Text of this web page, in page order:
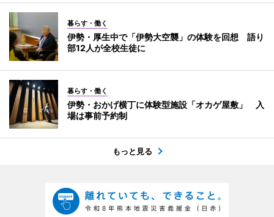
暮らす・働く
伊勢・厚生中で「伊勢大空襲」の体験を回想 語り
部12人が全校生徒に
暮らす・働く
伊勢・おかげ横丁に体験型施設「オカゲ屋敷」 入
場は事前予約制
もっと見る